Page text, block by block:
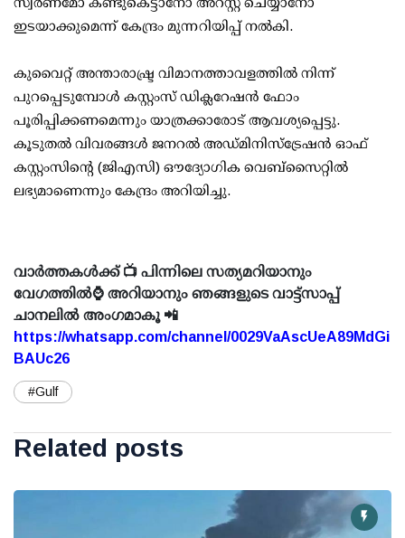
ഇടയാക്കുമെന്ന് കേന്ദ്രം മുന്നറിയിപ്പ് നൽകി.
കുവൈറ്റ് അന്താരാഷ്ട്ര വിമാനത്താവളത്തിൽ നിന്ന്
പുറപ്പെടുമ്പോൾ കസ്റ്റംസ് ഡിക്ലറേഷൻ ഫോം
പൂരിപ്പിക്കണമെന്നും യാത്രക്കാരോട് ആവശ്യപ്പെട്ടു.
കൂടുതൽ വിവരങ്ങൾ ജനറൽ അഡ്മിനിസ്ട്രേഷൻ ഓഫ്
കസ്റ്റംസിന്റെ (ജിഎസി) ഔദ്യോഗിക വെബ്‌സൈറ്റിൽ
ലഭ്യമാണെന്നും കേന്ദ്രം അറിയിച്ചു.
വാർത്തകൾക്ക് 📺 പിന്നിലെ സത്യമറിയാനും
വേഗത്തിൽ⌚ അറിയാനും ഞങ്ങളുടെ വാട്ട്സാപ്പ്
ചാനലിൽ അംഗമാകൂ 📲
https://whatsapp.com/channel/0029VaAscUeA89MdGi
BAUc26
#Gulf
Related posts